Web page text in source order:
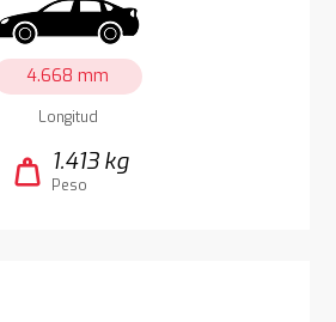
4.668 mm
Longitud
weight 1.413 kg
Peso